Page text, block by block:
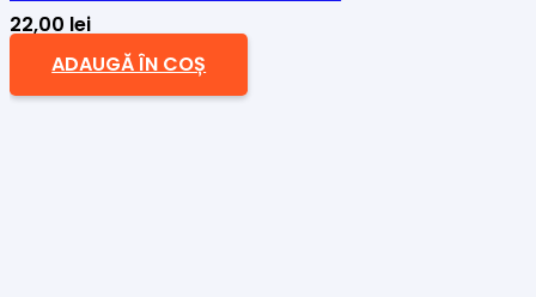
22,00 lei
ADAUGĂ ÎN COȘ